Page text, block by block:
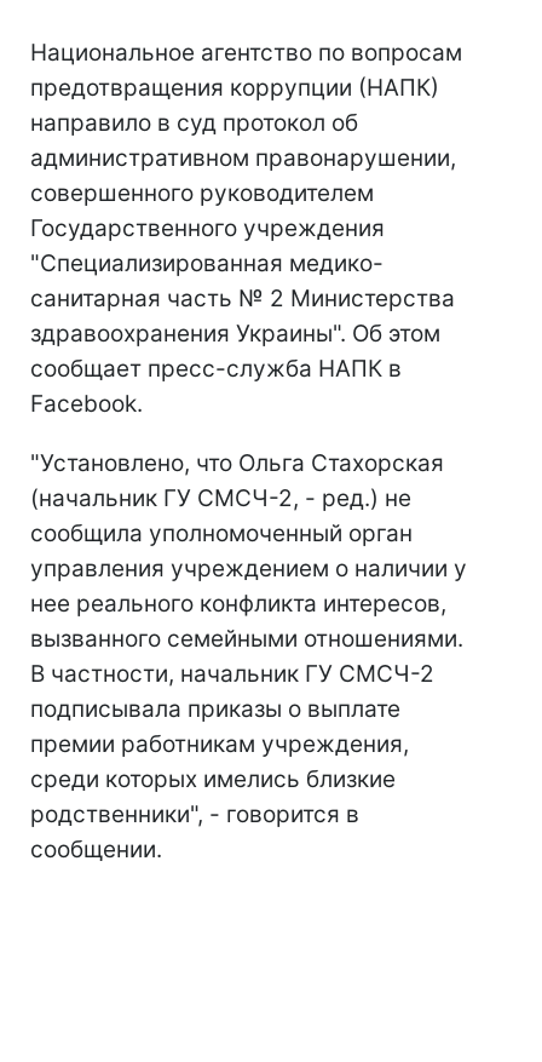
Национальное агентство по вопросам
предотвращения коррупции (НАПК)
направило в суд протокол об
административном правонарушении,
совершенного руководителем
Государственного учреждения
"Специализированная медико-
санитарная часть № 2 Министерства
здравоохранения Украины". Об этом
сообщает пресс-служба НАПК в
Facebook.
"Установлено, что Ольга Стахорская
(начальник ГУ СМСЧ-2, - ред.) не
сообщила уполномоченный орган
управления учреждением о наличии у
нее реального конфликта интересов,
вызванного семейными отношениями.
В частности, начальник ГУ СМСЧ-2
подписывала приказы о выплате
премии работникам учреждения,
среди которых имелись близкие
родственники", - говорится в
сообщении.